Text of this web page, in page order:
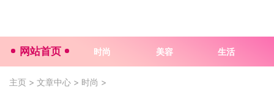
网站首页 时尚 美容 生活
主页 > 文章中心 > 时尚 >